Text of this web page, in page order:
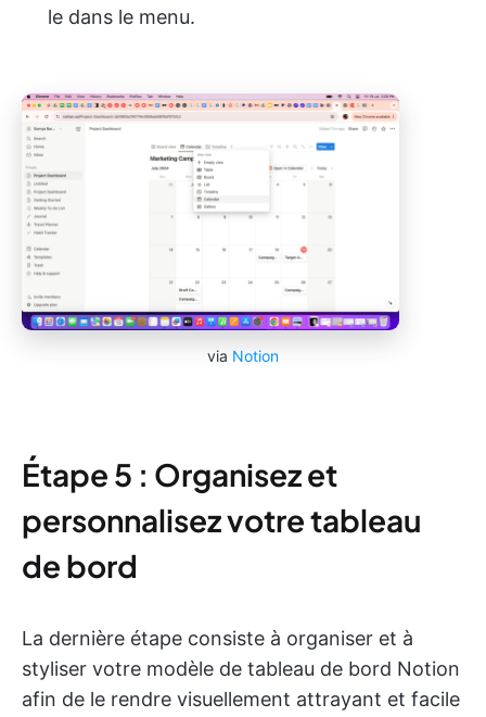
le dans le menu.
via Notion
Étape 5 : Organisez et
personnalisez votre tableau
de bord
La dernière étape consiste à organiser et à
styliser votre modèle de tableau de bord Notion
afin de le rendre visuellement attrayant et facile